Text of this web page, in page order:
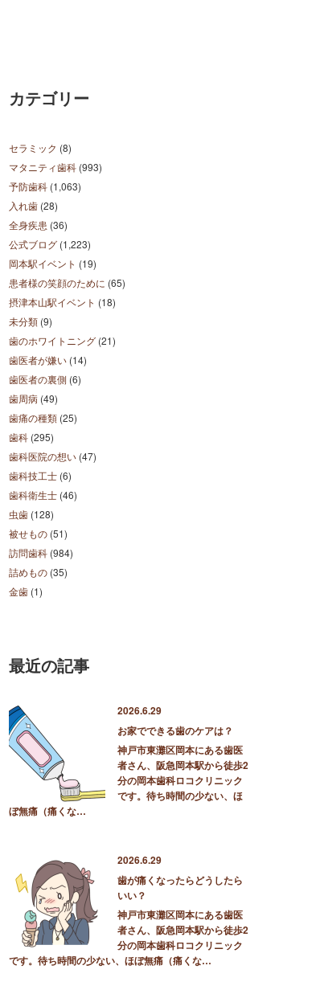
カテゴリー
セラミック (8)
マタニティ歯科 (993)
予防歯科 (1,063)
入れ歯 (28)
全身疾患 (36)
公式ブログ (1,223)
岡本駅イベント (19)
患者様の笑顔のために (65)
摂津本山駅イベント (18)
未分類 (9)
歯のホワイトニング (21)
歯医者が嫌い (14)
歯医者の裏側 (6)
歯周病 (49)
歯痛の種類 (25)
歯科 (295)
歯科医院の想い (47)
歯科技工士 (6)
歯科衛生士 (46)
虫歯 (128)
被せもの (51)
訪問歯科 (984)
詰めもの (35)
金歯 (1)
最近の記事
2026.6.29
お家でできる歯のケアは？
神戸市東灘区岡本にある歯医
者さん、阪急岡本駅から徒歩2
分の岡本歯科ロコクリニック
です。待ち時間の少ない、ほ
ぼ無痛（痛くな…
2026.6.29
歯が痛くなったらどうしたら
いい？
神戸市東灘区岡本にある歯医
者さん、阪急岡本駅から徒歩2
分の岡本歯科ロコクリニック
です。待ち時間の少ない、ほぼ無痛（痛くな…